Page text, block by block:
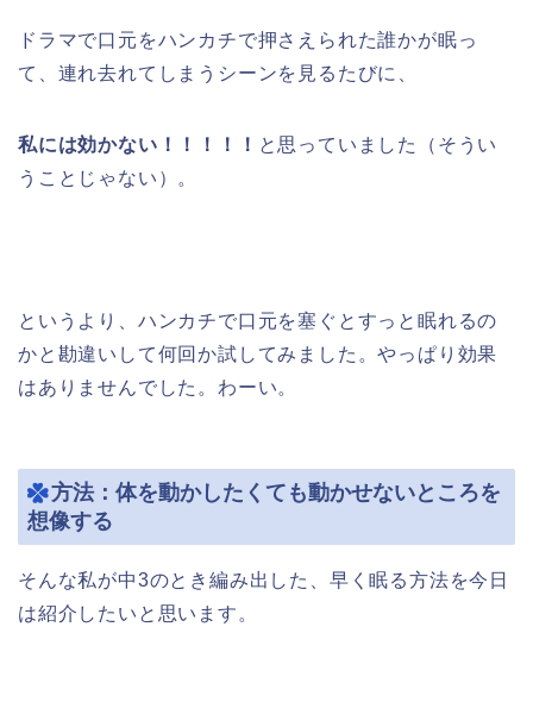
ドラマで口元をハンカチで押さえられた誰かが眠っ
て、連れ去れてしまうシーンを見るたびに、
私には効かない！！！！！ と思っていました（そうい
うことじゃない）。
というより、ハンカチで口元を塞ぐとすっと眠れるの
かと勘違いして何回か試してみました。やっぱり効果
はありませんでした。わーい。
方法：体を動かしたくても動かせないところを
想像する
そんな私が中3のとき編み出した、早く眠る方法を今日
は紹介したいと思います。